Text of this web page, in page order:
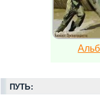
ПУТЬ: